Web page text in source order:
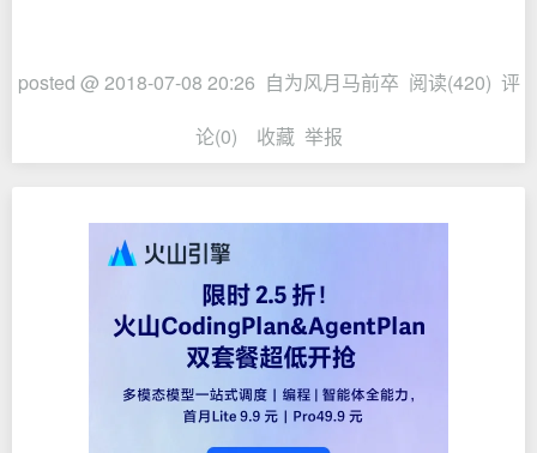
posted @ 2018-07-08 20:26 自为风月马前卒 阅读(420) 评
论(0) 收藏 举报